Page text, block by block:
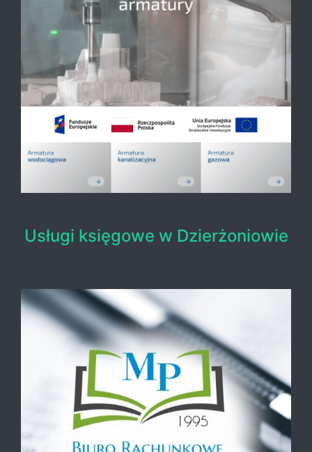
Usługi księgowe w Dzierżoniowie